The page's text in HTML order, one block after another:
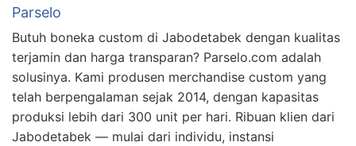
Parselo
Butuh boneka custom di Jabodetabek dengan kualitas
terjamin dan harga transparan? Parselo.com adalah
solusinya. Kami produsen merchandise custom yang
telah berpengalaman sejak 2014, dengan kapasitas
produksi lebih dari 300 unit per hari. Ribuan klien dari
Jabodetabek — mulai dari individu, instansi